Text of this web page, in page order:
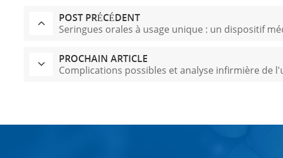
POST PRÉCÉDENT
Seringues orales à usage unique : un dispositif
PROCHAIN ARTICLE
Complications possibles et analyse infirmière de